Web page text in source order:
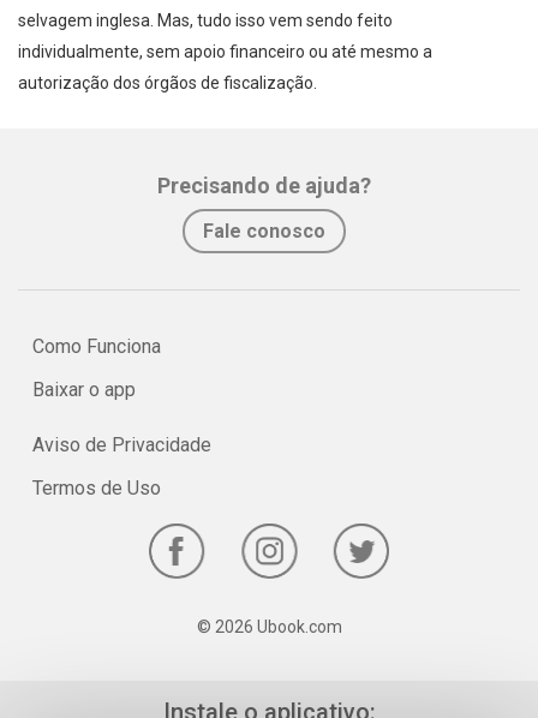
selvagem inglesa. Mas, tudo isso vem sendo feito
individualmente, sem apoio financeiro ou até mesmo a
autorização dos órgãos de fiscalização.
Precisando de ajuda?
Fale conosco
Como Funciona
Baixar o app
Aviso de Privacidade
Termos de Uso
© 2026 Ubook.com
Instale o aplicativo: